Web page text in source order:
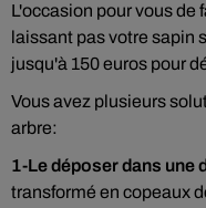
L'occasion pour vous de
laissant pas votre sapin
jusqu'à 150 euros pour
Vous avez plusieurs
arbre:
1-Le déposer dans une
transformé en copeaux